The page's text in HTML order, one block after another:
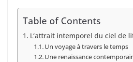
Table of Contents
L’attrait intemporel du ciel de
Un voyage à travers le temps
Une renaissance